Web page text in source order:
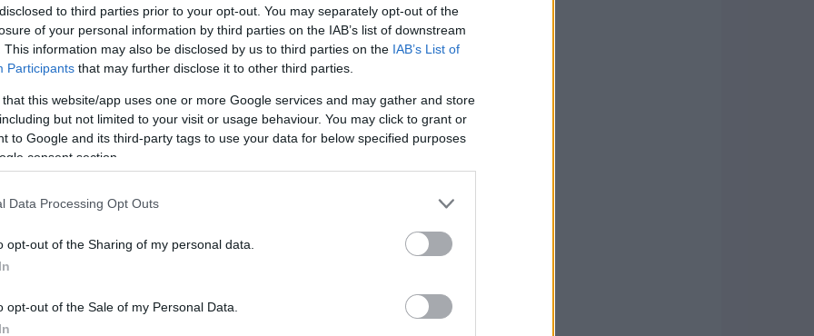
to third parties prior to your opt-out. You may separately opt-out of the
of your personal information by third parties on the IAB’s list of downstream
This information may also be disclosed by us to third parties on the IAB’s List of
Participants that may further disclose it to other third parties.
that this website/app uses one or more Google services and may gather and store
but not limited to your visit or usage behaviour. You may click to grant or
to Google and its third-party tags to use your data for below specified purposes
consent section.
Data Processing Opt Outs
opt-out of the Sharing of my personal data.
opt-out of the Sale of my Personal Data.
commerciale, artigianale o in ambito di
Questo documento attesta che si è in